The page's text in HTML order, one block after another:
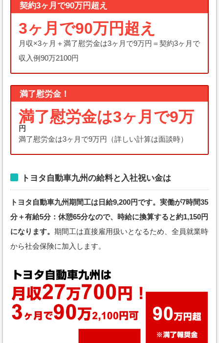
契約3ヶ月で90万円超え
3ヶ月で90万円超え
月収×3ヶ月＋満了慰労金は3ヶ月で9万円＝契約3ヶ月で
収入例90万2100円
満了慰労金！
満了慰労金は3ヶ月で9万
円
満了慰労金は3ヶ月で9万円（詳しい計算は面談時）
トヨタ自動車九州の給料と入社祝い金は
トヨタ自動車九州期間工は日給9,200円です。実働が7時間35
分＋有給5分：休憩65分なので、時給に換算すると約1,150円
になります。 期間工は直接雇用扱いとなるため、全員就業時
から社会保険に加入します。